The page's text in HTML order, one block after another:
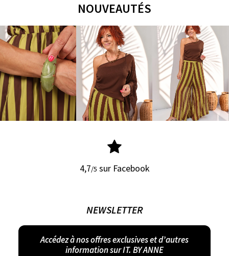
NOUVEAUTÉS
4,7/5 sur Facebook
NEWSLETTER
Accédez à nos offres exclusives et d’autres
information sur IT. BY ANNE